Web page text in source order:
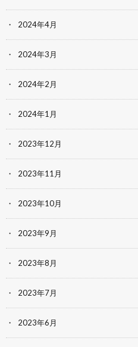
2024年4月
2024年3月
2024年2月
2024年1月
2023年12月
2023年11月
2023年10月
2023年9月
2023年8月
2023年7月
2023年6月